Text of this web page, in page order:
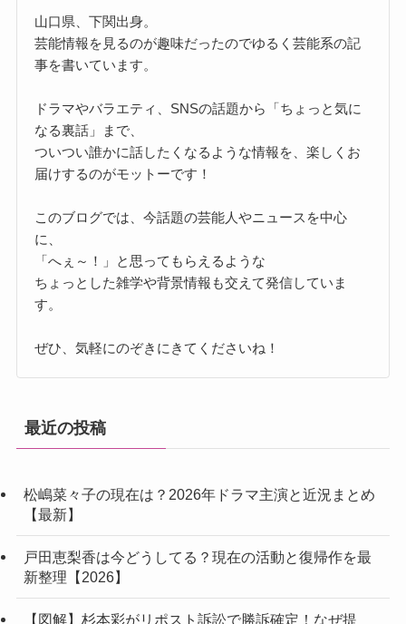
山口県、下関出身。
芸能情報を見るのが趣味だったのでゆるく芸能系の記
事を書いています。
ドラマやバラエティ、SNSの話題から「ちょっと気に
なる裏話」まで、
ついつい誰かに話したくなるような情報を、楽しくお
届けするのがモットーです！
このブログでは、今話題の芸能人やニュースを中心
に、
「へぇ～！」と思ってもらえるような
ちょっとした雑学や背景情報も交えて発信していま
す。
ぜひ、気軽にのぞきにきてくださいね！
最近の投稿
松嶋菜々子の現在は？2026年ドラマ主演と近況まとめ
【最新】
戸田恵梨香は今どうしてる？現在の活動と復帰作を最
新整理【2026】
【図解】杉本彩がリポスト訴訟で勝訴確定！なぜ提